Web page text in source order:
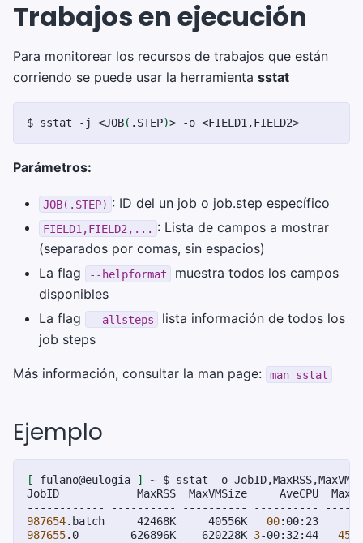
Trabajos en ejecución
Para monitorear los recursos de trabajos que están
corriendo se puede usar la herramienta sstat
$ sstat -j <JOB( .STEP)> -o
Parámetros:
JOB(.STEP) : ID del un job o job.step específico
FIELD1,FIELD2,... : Lista de campos a mostrar
(separados por comas, sin espacios)
La flag
--helpformat
muestra todos los campos
disponibles
La flag
--allsteps
lista información de todos los
job steps
Más información, consultar la man page: man sstat
Ejemplo
[ fulano@eulogia ] ~ $ sstat -o
JobID
MaxRSS MaxVMSize AveCPU
------------
---------- ---------- ----------
987654.batch 42468K 40556K 00:00:23
987655.0 626896K 620228K 3-00:32:44